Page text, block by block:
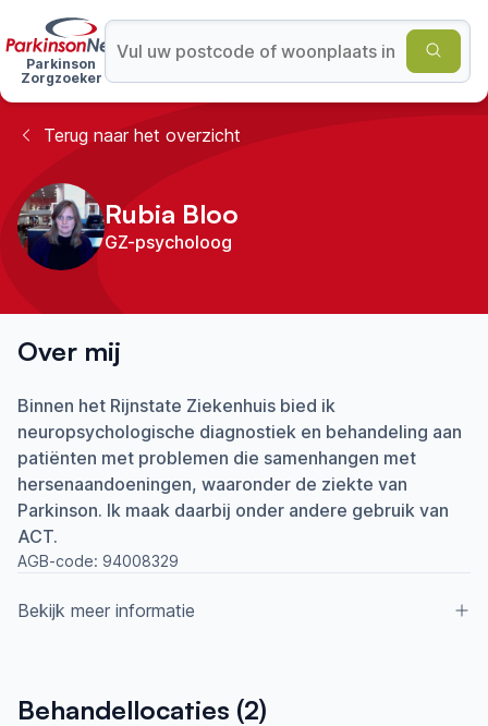
Parkinson
Zorgzoeker
Terug naar het overzicht
Rubia Bloo
GZ-psycholoog
Over mij
Binnen het Rijnstate Ziekenhuis bied ik
neuropsychologische diagnostiek en behandeling aan
patiënten met problemen die samenhangen met
hersenaandoeningen, waaronder de ziekte van
Parkinson. Ik maak daarbij onder andere gebruik van
ACT.
AGB-code: 94008329
Bekijk meer informatie
2009
Behandellocaties (2)